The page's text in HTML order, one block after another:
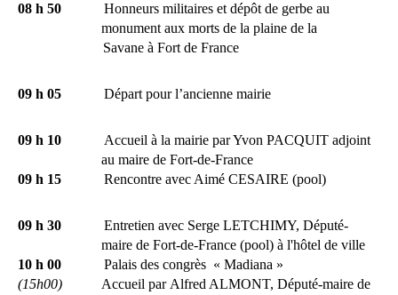
08 h 50
Honneurs militaires et dépôt de gerbe au
monument aux morts de la plaine de la
Savane à Fort de France
09 h 05 Départ pour l’ancienne mairie
09 h 10
Accueil à la mairie par Yvon PACQUIT adjoint
au maire de Fort-de-France
09 h 15
Rencontre avec Aimé CESAIRE (pool)
09 h 30
Entretien avec Serge LETCHIMY, Député-
maire de Fort-de-France (pool) à l'hôtel de ville
10 h 00
Palais des congrès « Madiana »
(15h00)
Accueil par Alfred ALMONT, Député-maire de